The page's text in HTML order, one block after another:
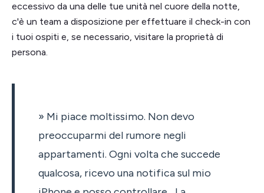
eccessivo da una delle tue unità nel cuore della notte,
c'è un team a disposizione per effettuare il check-in con
i tuoi ospiti e, se necessario, visitare la proprietà di
persona.
» Mi piace moltissimo. Non devo
preoccuparmi del rumore negli
appartamenti. Ogni volta che succede
qualcosa, ricevo una notifica sul mio